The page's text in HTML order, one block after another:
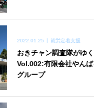
2022.01.25 就労定着支援
おきチャン調査隊がゆ
Vol.002:有限会社やん
グループ